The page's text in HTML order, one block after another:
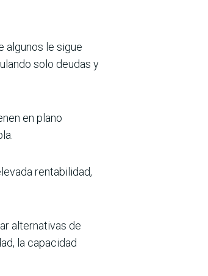
algunos le sigue
solo deudas y
en plano
rentabilidad,
alternativas de
la capacidad